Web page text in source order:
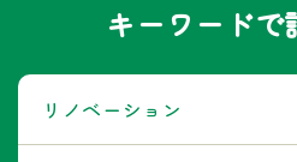
キーワードで
リノベーション